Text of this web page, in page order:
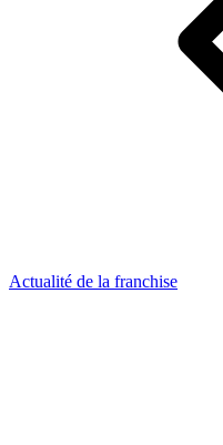
Actualité de la franchise